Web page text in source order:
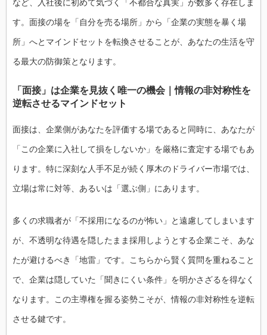
など、入社後に初めて気づく「不都合な真実」が数多く存在しま
す。面接の場を「自分を売る場所」から「企業の実態を暴く場
所」へとマインドセットを転換させることが、あなたの生活を守
る最大の防御策となります。
「面接」は企業を見抜く唯一の機会｜情報の非対称性を
逆転させるマインドセット
面接は、企業側があなたを評価する場であると同時に、あなたが
「この企業に入社して損をしないか」を厳格に査定する場でもあ
ります。特に深刻な人手不足が続く厚木のドライバー市場では、
立場は常に対等、あるいは「選ぶ側」にあります。
多くの求職者が「不採用になるのが怖い」と遠慮してしまいます
が、不透明な待遇を隠したまま採用しようとする企業こそ、あな
たが避けるべき「地雷」です。こちらから賢く質問を重ねること
で、企業は隠していた「聞きにくい条件」を明かさざるを得なく
なります。この主導権を握る姿勢こそが、情報の非対称性を逆転
させる鍵です。